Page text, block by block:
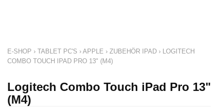
E-SHOP › TABLET PC'S › APPLE › ZUBEHÖR IPAD › LOGITECH
COMBO TOUCH IPAD PRO 13" (M4)
Logitech Combo Touch iPad Pro 13"
(M4)